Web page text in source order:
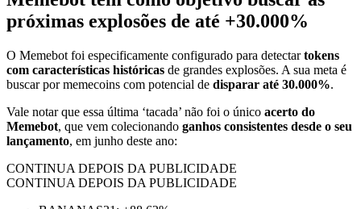
próximas explosões de até +30.000%
O Memebot foi especificamente configurado para detectartokens
com características históricas de grandes explosões. A sua meta é
buscar por memecoins com potencial de disparar até 30.000%.
Vale notar que essa última ‘tacada’ não foi o único acerto do
Memebot, que vem colecionando ganhos consistentes desde o seu
lançamento, em junho deste ano:
CONTINUA DEPOIS DA PUBLICIDADE
CONTINUA DEPOIS DA PUBLICIDADE